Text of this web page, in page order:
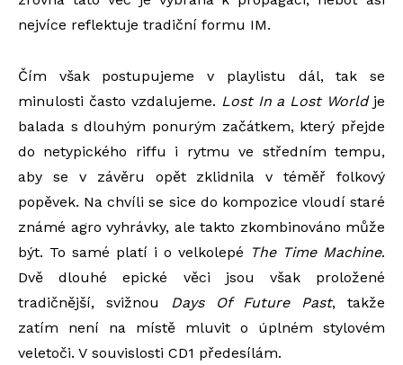
nejvíce reflektuje tradiční formu IM.
Čím však postupujeme v playlistu dál, tak se
minulosti často vzdalujeme. Lost In a Lost Worldje
balada s dlouhým ponurým začátkem, který přejde
do netypického riffu i rytmu ve středním tempu,
aby se v závěru opět zklidnila v téměř folkový
popěvek. Na chvíli se sice do kompozice vloudí staré
známé agro vyhrávky, ale takto zkombinováno může
být. To samé platí i o velkolepé The Time Machine.
Dvě dlouhé epické věci jsou však proložené
tradičnější, svižnou Days Of Future Past, takže
zatím není na místě mluvit o úplném stylovém
veletoči. V souvislosti CD1 předesílám.